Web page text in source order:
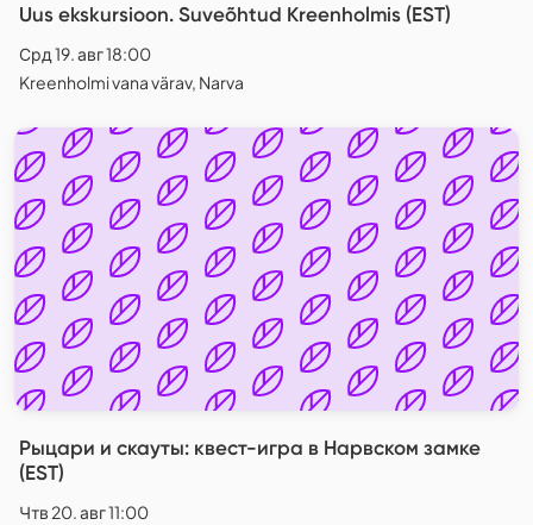
Uus ekskursioon. Suveõhtud Kreenholmis (EST)
Срд 19. авг 18:00
Kreenholmi vana värav, Narva
Рыцари и скауты: квест-игра в Нарвском замке
(EST)
Чтв 20. авг 11:00